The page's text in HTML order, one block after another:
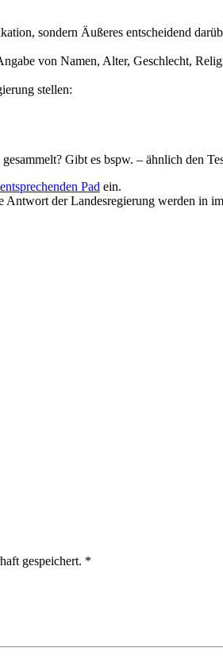
sondern Äußeres entscheidend
von Namen, Alter, Geschlecht,
stellen:
Gibt es bspw. – ähnlich den
entsprechenden Pad ein.
der Landesregierung werden in
gespeichert. *